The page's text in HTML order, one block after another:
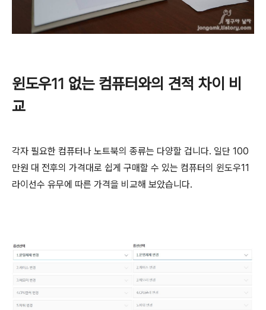
윈도우11 없는 컴퓨터와의 견적 차이 비
교
각자 필요한 컴퓨터나 노트북의 종류는 다양할 겁니다. 일단 100
만원 대 전후의 가격대로 쉽게 구매할 수 있는 컴퓨터의 윈도우11
라이선수 유무에 따른 가격을 비교해 보았습니다.